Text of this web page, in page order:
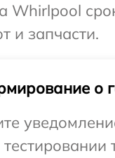
Whirlpool
и запчасти.
о